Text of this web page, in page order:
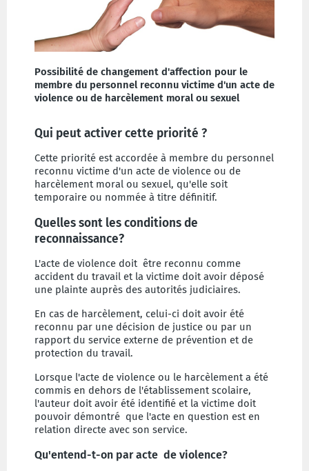
Possibilité de changement d'affection pour le
membre du personnel reconnu victime d'un acte de
violence ou de harcèlement moral ou sexuel
Qui peut activer cette priorité ?
Cette priorité est accordée à membre du personnel
reconnu victime d'un acte de violence ou de
harcèlement moral ou sexuel, qu'elle soit
temporaire ou nommée à titre définitif.
Quelles sont les conditions de
reconnaissance?
L'acte de violence doit être reconnu comme
accident du travail et la victime doit avoir déposé
une plainte auprès des autorités judiciaires.
En cas de harcèlement, celui-ci doit avoir été
reconnu par une décision de justice ou par un
rapport du service externe de prévention et de
protection du travail.
Lorsque l'acte de violence ou le harcèlement a été
commis en dehors de l'établissement scolaire,
l'auteur doit avoir été identifié et la victime doit
pouvoir démontré que l'acte en question est en
relation directe avec son service.
Qu'entend-t-on par acte de violence?